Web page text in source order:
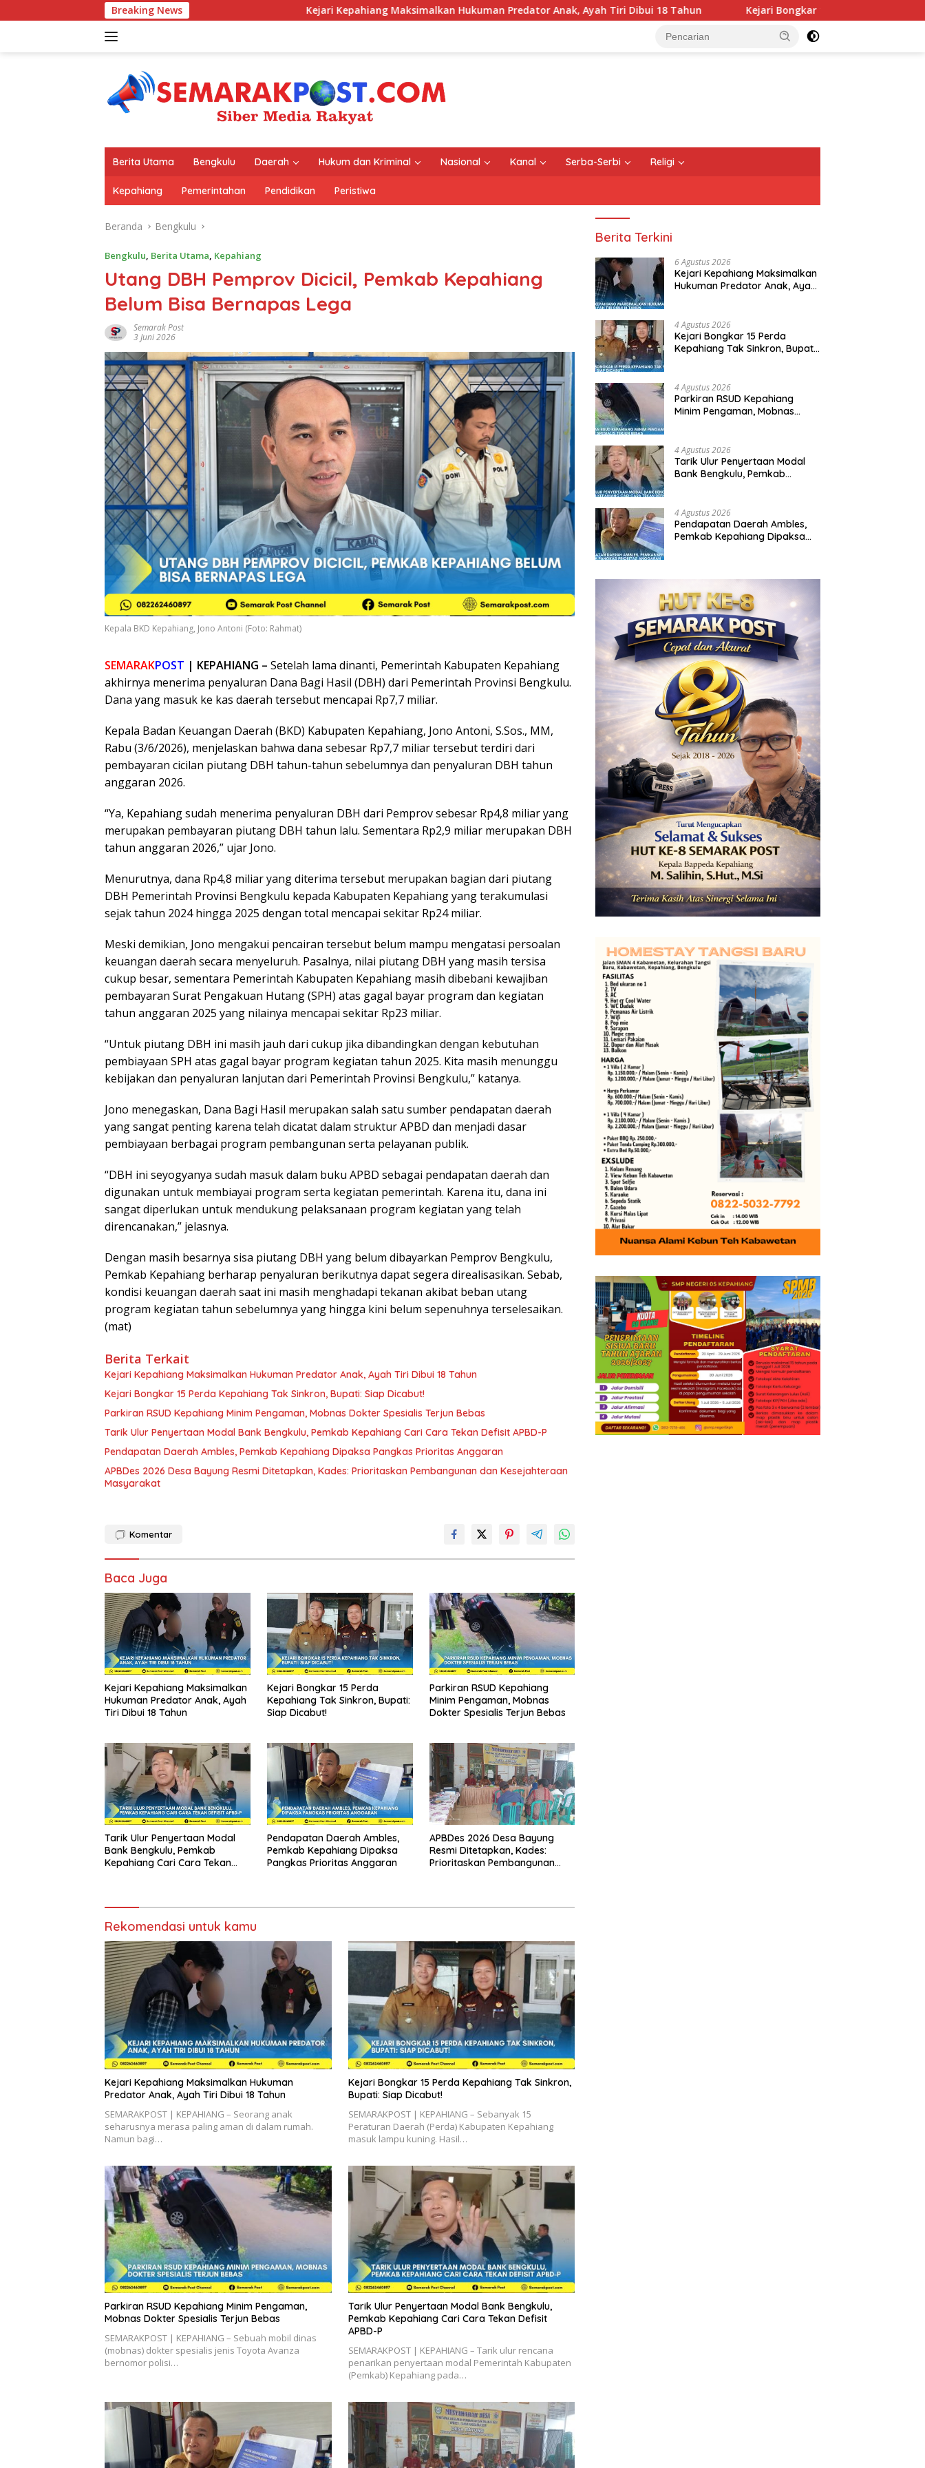
ke
Breaking News Kejari Kepahiang Maksimalkan Hukuman Predator Anak, Ayah Tiri Dibui 18 Tahun Kejari Bongkar 15 Perda Kepahiang Tak Sinkron, Bupati:
Berita Utama Bengkulu Daerah Hukum dan Kriminal Nasional Kanal Serba-Serbi Religi
Kepahiang Pemerintahan Pendidikan Peristiwa
Beranda Bengkulu
Bengkulu, Berita Utama, Kepahiang
Utang DBH Pemprov Dicicil, Pemkab Kepahiang
Belum Bisa Bernapas Lega
Semarak Post
3 Juni 2026
Kepala BKD Kepahiang, Jono Antoni (Foto: Rahmat)
SEMARAKPOST | KEPAHIANG – Setelah lama dinanti, Pemerintah Kabupaten Kepahiang
akhirnya menerima penyaluran Dana Bagi Hasil (DBH) dari Pemerintah Provinsi Bengkulu.
Dana yang masuk ke kas daerah tersebut mencapai Rp7,7 miliar.
Kepala Badan Keuangan Daerah (BKD) Kabupaten Kepahiang, Jono Antoni, S.Sos., MM,
Rabu (3/6/2026), menjelaskan bahwa dana sebesar Rp7,7 miliar tersebut terdiri dari
pembayaran cicilan piutang DBH tahun-tahun sebelumnya dan penyaluran DBH tahun
anggaran 2026.
“Ya, Kepahiang sudah menerima penyaluran DBH dari Pemprov sebesar Rp4,8 miliar yang
merupakan pembayaran piutang DBH tahun lalu. Sementara Rp2,9 miliar merupakan DBH
tahun anggaran 2026,” ujar Jono.
Menurutnya, dana Rp4,8 miliar yang diterima tersebut merupakan bagian dari piutang
DBH Pemerintah Provinsi Bengkulu kepada Kabupaten Kepahiang yang terakumulasi
sejak tahun 2024 hingga 2025 dengan total mencapai sekitar Rp24 miliar.
Meski demikian, Jono mengakui pencairan tersebut belum mampu mengatasi persoalan
keuangan daerah secara menyeluruh. Pasalnya, nilai piutang DBH yang masih tersisa
cukup besar, sementara Pemerintah Kabupaten Kepahiang masih dibebani kewajiban
pembayaran Surat Pengakuan Hutang (SPH) atas gagal bayar program dan kegiatan
tahun anggaran 2025 yang nilainya mencapai sekitar Rp23 miliar.
“Untuk piutang DBH ini masih jauh dari cukup jika dibandingkan dengan kebutuhan
pembiayaan SPH atas gagal bayar program kegiatan tahun 2025. Kita masih menunggu
kebijakan dan penyaluran lanjutan dari Pemerintah Provinsi Bengkulu,” katanya.
Jono menegaskan, Dana Bagi Hasil merupakan salah satu sumber pendapatan daerah
yang sangat penting karena telah dicatat dalam struktur APBD dan menjadi dasar
pembiayaan berbagai program pembangunan serta pelayanan publik.
“DBH ini seyogyanya sudah masuk dalam buku APBD sebagai pendapatan daerah dan
digunakan untuk membiayai program serta kegiatan pemerintah. Karena itu, dana ini
sangat diperlukan untuk mendukung pelaksanaan program kegiatan yang telah
direncanakan,” jelasnya.
Dengan masih besarnya sisa piutang DBH yang belum dibayarkan Pemprov Bengkulu,
Pemkab Kepahiang berharap penyaluran berikutnya dapat segera direalisasikan. Sebab,
kondisi keuangan daerah saat ini masih menghadapi tekanan akibat beban utang
program kegiatan tahun sebelumnya yang hingga kini belum sepenuhnya terselesaikan.
(mat)
Berita Terkait
Kejari Kepahiang Maksimalkan Hukuman Predator Anak, Ayah Tiri Dibui 18 Tahun
Kejari Bongkar 15 Perda Kepahiang Tak Sinkron, Bupati: Siap Dicabut!
Parkiran RSUD Kepahiang Minim Pengaman, Mobnas Dokter Spesialis Terjun Bebas
Tarik Ulur Penyertaan Modal Bank Bengkulu, Pemkab Kepahiang Cari Cara Tekan Defisit APBD-P
Pendapatan Daerah Ambles, Pemkab Kepahiang Dipaksa Pangkas Prioritas Anggaran
APBDes 2026 Desa Bayung Resmi Ditetapkan, Kades: Prioritaskan Pembangunan dan Kesejahteraan
Masyarakat
Komentar
Baca Juga
Kejari Kepahiang Maksimalkan
Hukuman Predator Anak, Ayah
Tiri Dibui 18 Tahun
Kejari Bongkar 15 Perda
Kepahiang Tak Sinkron, Bupati:
Siap Dicabut!
Parkiran RSUD Kepahiang
Minim Pengaman, Mobnas
Dokter Spesialis Terjun Bebas
Tarik Ulur Penyertaan Modal
Bank Bengkulu, Pemkab
Kepahiang Cari Cara Tekan
Pendapatan Daerah Ambles,
Pemkab Kepahiang Dipaksa
Pangkas Prioritas Anggaran
APBDes 2026 Desa Bayung
Resmi Ditetapkan, Kades:
Prioritaskan Pembangunan
Rekomendasi untuk kamu
Kejari Kepahiang Maksimalkan Hukuman
Predator Anak, Ayah Tiri Dibui 18 Tahun
SEMARAKPOST | KEPAHIANG – Seorang anak
seharusnya merasa paling aman di dalam rumah.
Namun bagi…
Kejari Bongkar 15 Perda Kepahiang Tak Sinkron,
Bupati: Siap Dicabut!
SEMARAKPOST | KEPAHIANG – Sebanyak 15
Peraturan Daerah (Perda) Kabupaten Kepahiang
masuk lampu kuning. Hasil…
Parkiran RSUD Kepahiang Minim Pengaman,
Mobnas Dokter Spesialis Terjun Bebas
SEMARAKPOST | KEPAHIANG – Sebuah mobil dinas
(mobnas) dokter spesialis jenis Toyota Avanza
bernomor polisi…
Tarik Ulur Penyertaan Modal Bank Bengkulu,
Pemkab Kepahiang Cari Cara Tekan Defisit
APBD-P
SEMARAKPOST | KEPAHIANG – Tarik ulur rencana
penarikan penyertaan modal Pemerintah Kabupaten
(Pemkab) Kepahiang pada…
Berita Terkini
6 Agustus 2026
Kejari Kepahiang Maksimalkan
Hukuman Predator Anak, Ayah
4 Agustus 2026
Kejari Bongkar 15 Perda
Kepahiang Tak Sinkron, Bupati:
4 Agustus 2026
Parkiran RSUD Kepahiang
Minim Pengaman, Mobnas
4 Agustus 2026
Tarik Ulur Penyertaan Modal
Bank Bengkulu, Pemkab
4 Agustus 2026
Pendapatan Daerah Ambles,
Pemkab Kepahiang Dipaksa